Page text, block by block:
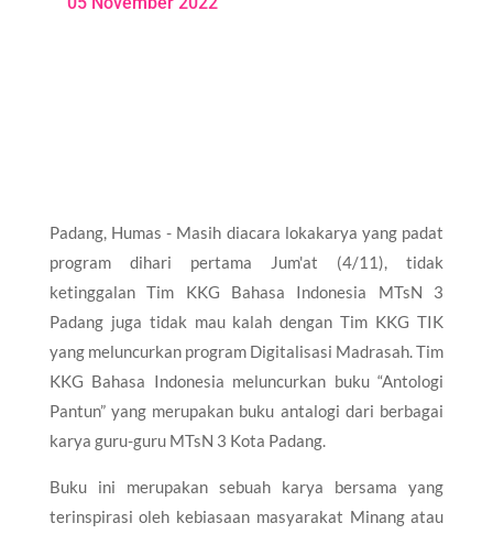
Padang, Humas - Masih diacara lokakarya yang padat
program dihari pertama Jum'at (4/11), tidak
ketinggalan Tim KKG Bahasa Indonesia MTsN 3
Padang juga tidak mau kalah dengan Tim KKG TIK
yang meluncurkan program Digitalisasi Madrasah. Tim
KKG Bahasa Indonesia meluncurkan buku “Antologi
Pantun” yang merupakan buku antalogi dari berbagai
karya guru-guru MTsN 3 Kota Padang.
Buku ini merupakan sebuah karya bersama yang
terinspirasi oleh kebiasaan masyarakat Minang atau